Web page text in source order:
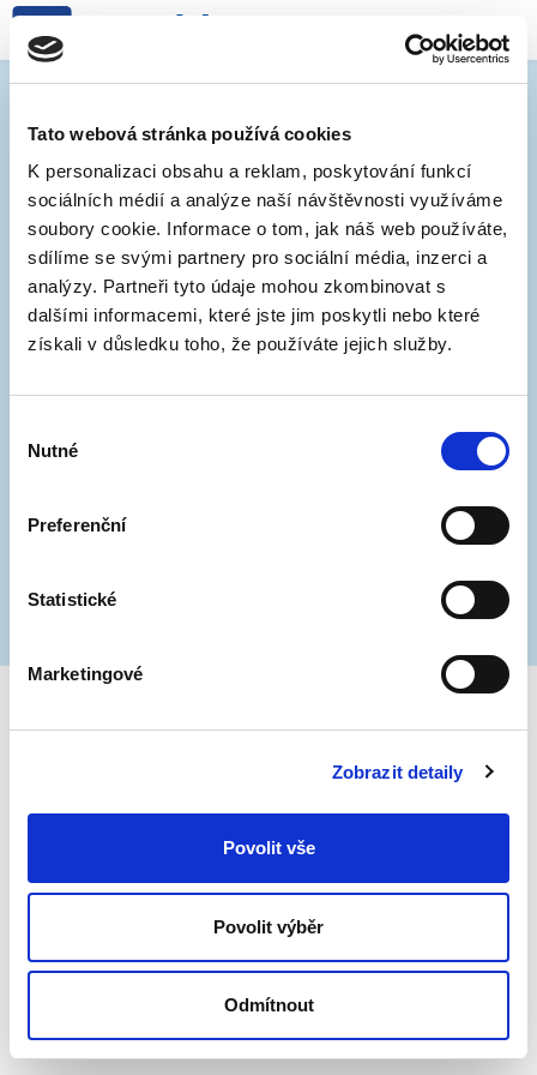
Tato webová stránka používá cookies
K personalizaci obsahu a reklam, poskytování funkcí
sociálních médií a analýze naší návštěvnosti využíváme
soubory cookie. Informace o tom, jak náš web používáte,
sdílíme se svými partnery pro sociální média, inzerci a
analýzy. Partneři tyto údaje mohou zkombinovat s
dalšími informacemi, které jste jim poskytli nebo které
získali v důsledku toho, že používáte jejich služby.
souhlasu
Nutné
Preferenční
Statistické
Marketingové
Zobrazit detaily
Povolit vše
Povolit výběr
Odmítnout
Regulace vnitrobloků od 14.
června
13. 6. 2021
Od 14. června začíná platit regulace v některých
vnitroblocích. Všechny důležité informacenajdete
přehledně zde.